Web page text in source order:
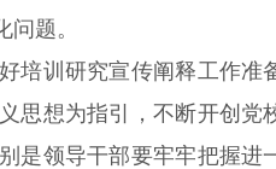
题。
训研究宣传阐释工作准
思想为指引，不断开创
是领导干部要牢牢把握